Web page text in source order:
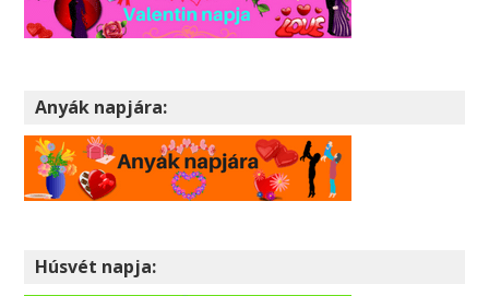
Anyák napjára:
Húsvét napja: